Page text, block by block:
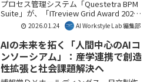
とって、具体的な成功事例と実践的なセ
キュリティ戦略を学ぶ貴重な機会となる
でしょう。
プロセス管理システム「Questetra BPM
Suite」が、「ITreview Grid Award 2026
Winter」でワークフローシステム部門
「High Performer」、BPMツール部門
「Leader」を受賞しました。この高評価
は、業務効率化や生産性向上を目指す企
業にとって、システム選定の重要な指標
となるでしょう。AI Workstyle Lab編集部
としては、ノーコード開発と生成AI連携
2026.01.24 AI Workstyle Lab 編集部
AIの未来を拓く「人間中心のAIコ
ンソーシアム」：産学連携で創造
性拡張と社会課題解決へ